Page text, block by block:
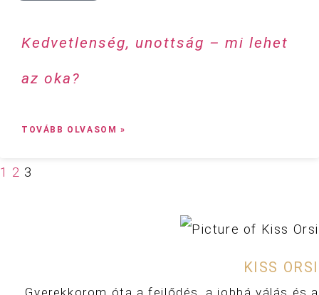
Kedvetlenség, unottság – mi lehet
az oka?
TOVÁBB OLVASOM »
1 2 3
KISS ORSI
Gyerekkorom óta a fejlődés, a jobbá válás és a